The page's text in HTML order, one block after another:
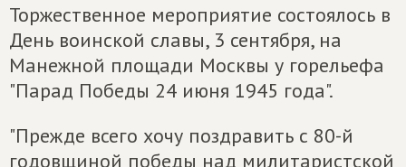
Торжественное мероприятие состоялось в
День воинской славы, 3 сентября, на
Манежной площади Москвы у горельефа
"Парад Победы 24 июня 1945 года".
"Прежде всего хочу поздравить с 80-й
годовщиной победы над милитаристской